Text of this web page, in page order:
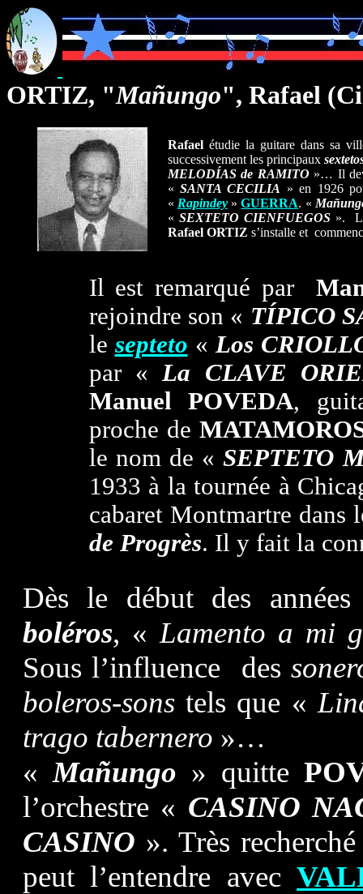
ORTIZ, "Mañungo", Rafael (
Rafaelétudie la guitare dans sa
successivement les principaux
MELODÍAS de RAMITO »… Il
« SANTA CECILIA
» en 1926
« Rapindey»GUERRA. «
« SEXTETO CIENFUEGOS». La
Rafael ORTIZ s’installe et
Il est remarqué par
rejoindre son « TÍPICO
le septeto «Los
par «La CLAVE
Manuel POVEDA,
proche de
le nom de «SEPTETO
1933 à la tournée à
cabaret Montmartre
de Progrès. Il y fait la
Dès le début des
boléros, « Lamento a mi
Sous l’influence des
boleros-sons tels que «
trago tabernero »…
« Mañungo » quitte
l’orchestre « CASINO
CASINO ». Très
peut l’entendre avec